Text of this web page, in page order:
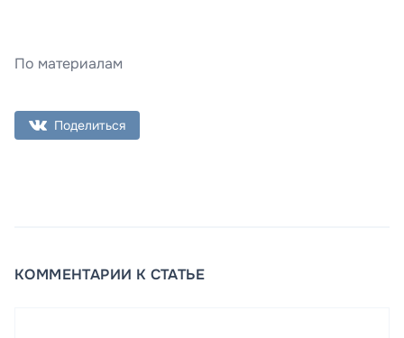
По материалам
Поделиться
КОММЕНТАРИИ К СТАТЬЕ